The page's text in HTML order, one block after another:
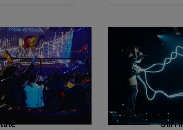
Stiri